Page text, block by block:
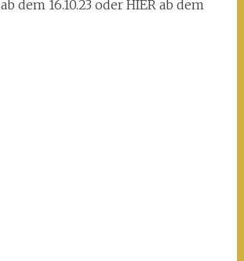
dem 16.10.23 oder HIER ab dem